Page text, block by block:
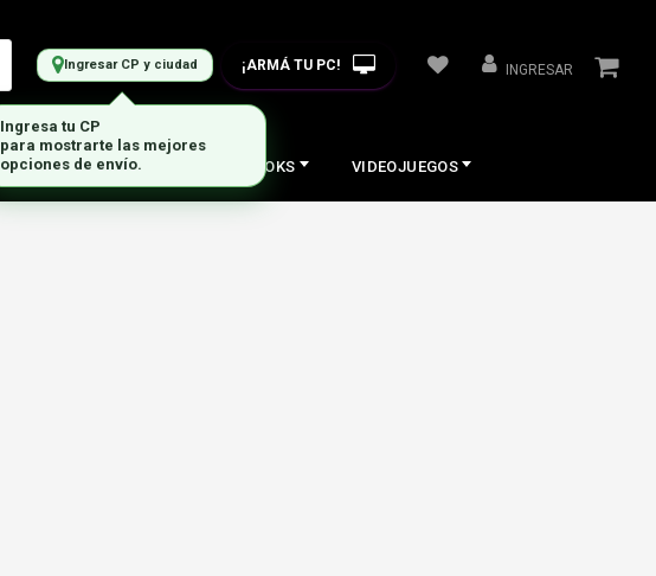
Ingresar CP y ciudad ¡ARMÁ TU PC! INGRESAR
PERIFERICOS NOTEBOOKS VIDEOJUEGOS
Ingresa tu CP
para mostrarte las mejores
opciones de envío.